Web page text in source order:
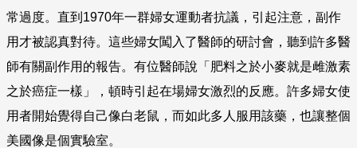
常過度。直到 1970年一群婦女運動者抗議，引起注意，副作
用才被認真對待。這些婦女闖入了醫師的研討會，聽到許多醫
師有關副作用的報告。有位醫師說「肥料之於小麥就是雌激素
之於癌症一樣」，頓時引起在場婦女激烈的反應。許多婦女使
用者開始覺得自己像白老鼠，而如此多人服用該藥，也讓整個
美國像是個實驗室。